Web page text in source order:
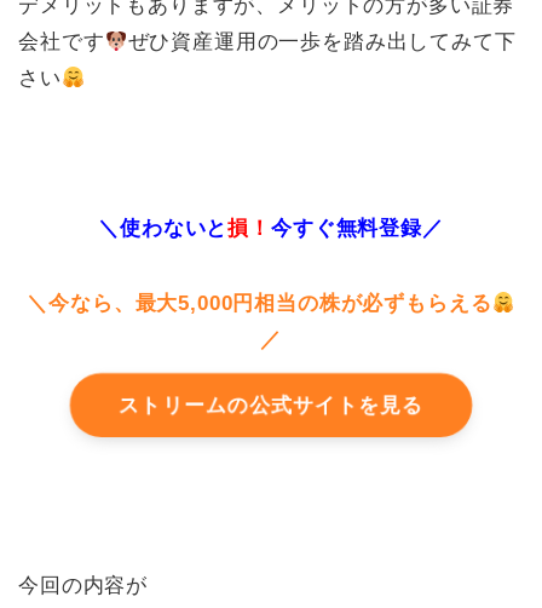
デメリットもありますが、メリットの方が多い証券
会社です
ぜひ資産運用の一歩を踏み出してみて下
さい
＼使わないと損！ 今すぐ無料登録／
＼今なら、最大5,000円相当の株が必ずもらえる
／
ストリームの公式サイトを見る
今回の内容が